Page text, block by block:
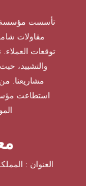
تأسست مؤسسة
مقاولات
توقعات
والتشييد،
مشاريعنا.
استطاعت
العنوان :